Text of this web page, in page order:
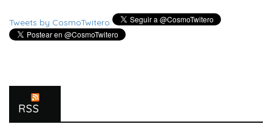
Tweets by CosmoTwitero
RSS